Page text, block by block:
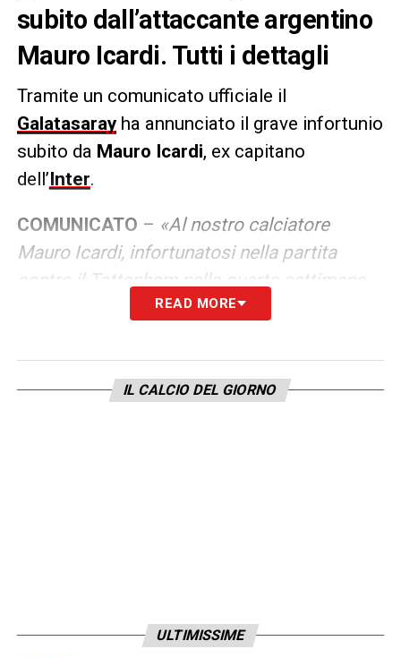
subito dall’attaccante argentino
Mauro Icardi. Tutti i dettagli
Tramite un comunicato ufficiale il
Galatasarayha annunciato il grave infortunio
subito da Mauro Icardi, ex capitano
dell’Inter.
COMUNICATO – «Al nostro calciatore
Mauro Icardi, infortunatosi nella partita
contro il Tottenham nella quarta settimana
di UEFA Europa League, è stata
crociato anteriore del ginocchio destro e un
danno al menisco negli esami di risonanza
READ MORE
IL CALCIO DEL GIORNO
ULTIMISSIME